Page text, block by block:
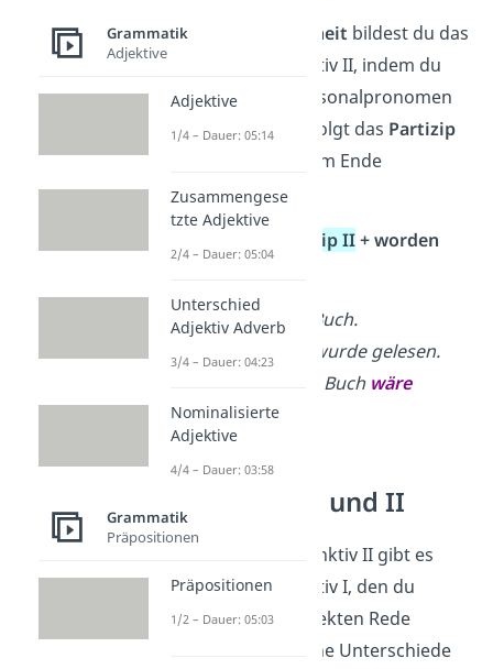
In der Vergangenheit bildest du das
Passiv im Konjunktiv II, indem du
„wäre“ an das Personalpronomen
anpasst. Danach folgt das Partizip
des Verbs und am Ende
„worden“:
Partizip II+ worden
Aktiv:Ich laß ein Buch.
Passiv:
Das Buch wurde gelesen.
Das Buch wäre
gelesenworden.
Konjunktiv I und II
Neben dem Konjunktiv II gibt es
auch den Konjunktiv I, den du
häufig in der indirekten Rede
verwendest. Welche Unterschiede
Grammatik
Adjektive
Adjektive
1/4 – Dauer: 05:14
Zusammengese
tzte Adjektive
2/4 – Dauer: 05:04
Unterschied
Adjektiv Adverb
3/4 – Dauer: 04:23
Nominalisierte
Adjektive
4/4 – Dauer: 03:58
Grammatik
Präpositionen
Präpositionen
1/2 – Dauer: 05:03